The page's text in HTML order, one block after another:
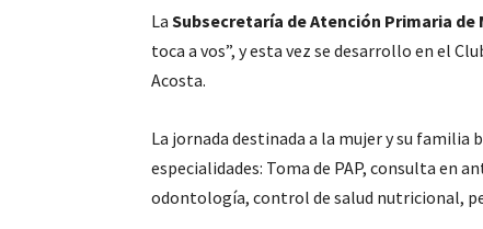
La Subsecretaría de Atención Primaria de
toca a vos”, y esta vez se desarrollo en el
Acosta.
La jornada destinada a la mujer y su
especialidades: Toma de PAP, consulta en
odontología, control de salud nutricional,